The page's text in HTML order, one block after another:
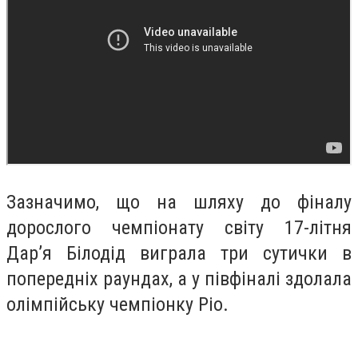
Зазначимо, що на шляху до фіналу
дорослого чемпіонату світу 17-літня
Дар’я Білодід виграла три сутички в
попередніх раундах, а у півфіналі здолала
олімпійську чемпіонку Ріо.